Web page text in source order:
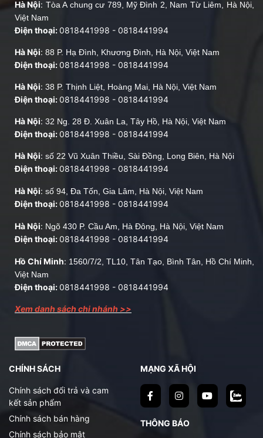
Hà Nội: Tòa A chung cư 789, Mỹ Đình 2, Nam Từ Liêm, Hà Nội,
Việt Nam
Điện thoại:0818441998 - 0818441994
Hà Nội: 88 P. Hạ Đình, Khương Đình, Hà Nội, Việt Nam
Điện thoại:0818441998 - 0818441994
Hà Nội: 38 P. Thịnh Liệt, Hoàng Mai, Hà Nội, Việt Nam
Điện thoại:0818441998 - 0818441994
Hà Nội: 32 Ng. 28 Đ. Xuân La, Tây Hồ, Hà Nội, Việt Nam
Điện thoại:0818441998 - 0818441994
Hà Nội: số 22 Vũ Xuân Thiều, Sài Đồng, Long Biên, Hà Nội
Điện thoại:0818441998 - 0818441994
Hà Nội: số 94, Đa Tốn, Gia Lâm, Hà Nội, Việt Nam
Điện thoại:0818441998 - 0818441994
Hà Nội: Ngõ 430 P. Cầu Am, Hà Đông, Hà Nội, Việt Nam
Điện thoại:0818441998 - 0818441994
Hồ Chí Minh: 1560/7/2, TL10, Tân Tạo, Bình Tân, Hồ Chí Minh,
Việt Nam
Điện thoại:0818441998 - 0818441994
Xem danh sách chi nhánh >>
CHÍNH SÁCH
Chính sách đổi trả và cam
kết sản phẩm
Chính sách bán hàng
Chính sách bảo mật
MẠNG XÃ HỘI
THÔNG BÁO